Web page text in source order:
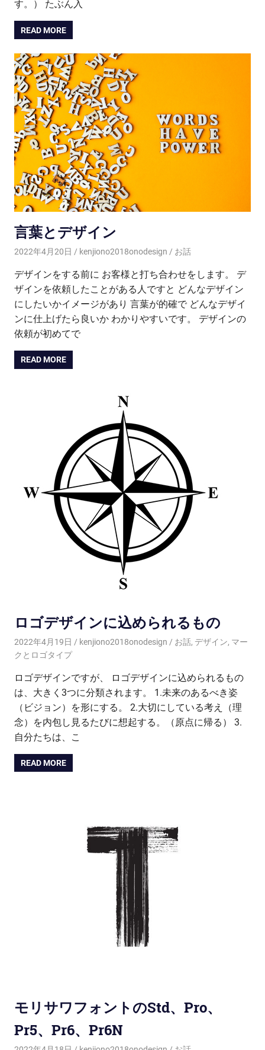
す。） たぶん入
READ MORE
言葉とデザイン
2022年4月20日 kenjiono2018onodesign お話
デザインをする前に お客様と打ち合わせをします。 デ
ザインを依頼したことがある人ですと どんなデザイン
にしたいかイメージがあり 言葉が的確で どんなデザイ
ンに仕上げたら良いか わかりやすいです。 デザインの
依頼が初めてで
READ MORE
ロゴデザインに込められるもの
2022年4月19日 kenjiono2018onodesign お話, デザイン, マー
クとロゴタイプ
ロゴデザインですが、 ロゴデザインに込められるもの
は、大きく3つに分類されます。 1.未来のあるべき姿
（ビジョン）を形にする。 2.大切にしている考え（理
念）を内包し見るたびに想起する。（原点に帰る） 3.
自分たちは、こ
READ MORE
モリサワフォントのStd、Pro、
Pr5、Pr6、Pr6N